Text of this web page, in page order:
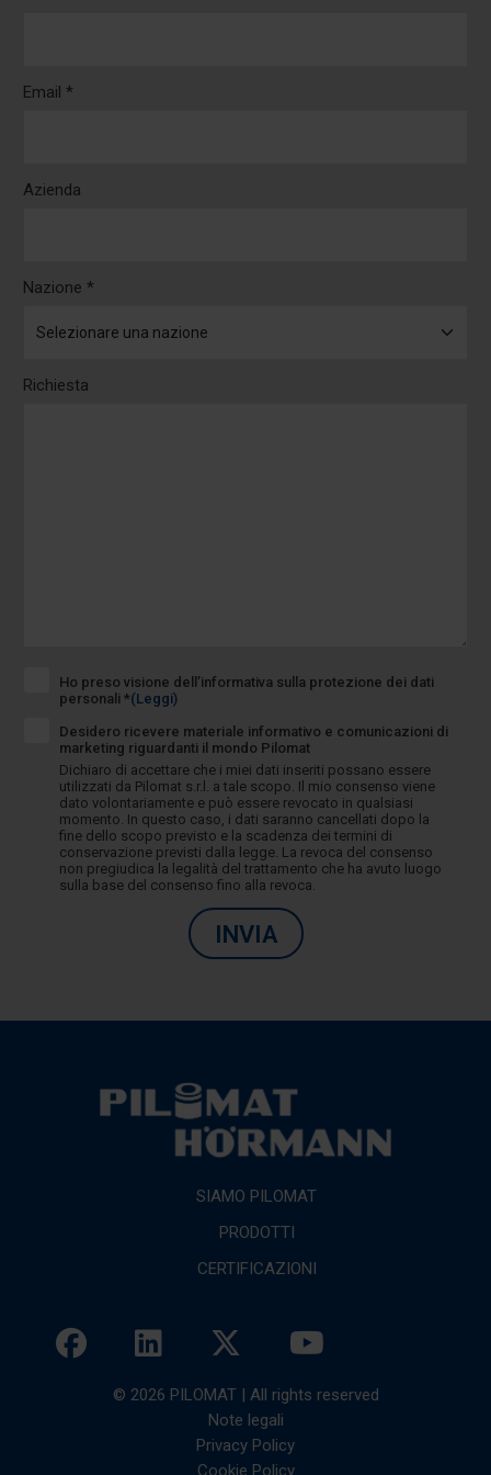
Email *
Azienda
Nazione *
Richiesta
Ho preso visione dell’informativa sulla protezione dei dati
personali *(Leggi)
Desidero ricevere materiale informativo e comunicazioni di
marketing riguardanti il mondo Pilomat
Dichiaro di accettare che i miei dati inseriti possano essere
utilizzati da Pilomat s.r.l. a tale scopo. Il mio consenso viene
dato volontariamente e può essere revocato in qualsiasi
momento. In questo caso, i dati saranno cancellati dopo la
fine dello scopo previsto e la scadenza dei termini di
conservazione previsti dalla legge. La revoca del consenso
non pregiudica la legalità del trattamento che ha avuto luogo
sulla base del consenso fino alla revoca.
INVIA
SIAMO PILOMAT
PRODOTTI
CERTIFICAZIONI
© 2026 PILOMAT | All rights reserved
Note legali
Privacy Policy
Cookie Policy